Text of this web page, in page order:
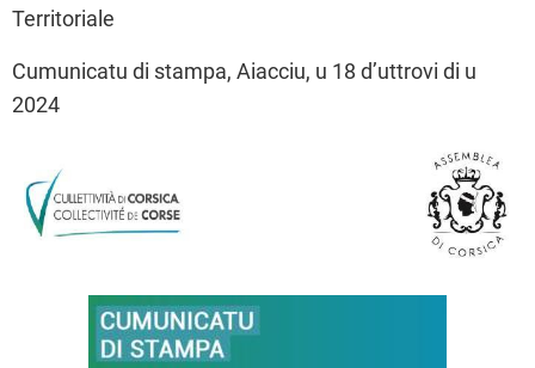
Territoriale
Cumunicatu di stampa, Aiacciu, u 18 d’uttrovi di u
2024